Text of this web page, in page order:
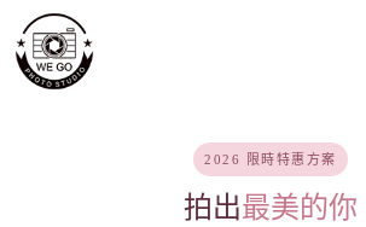
2026 限時特惠方案
拍出最美的你